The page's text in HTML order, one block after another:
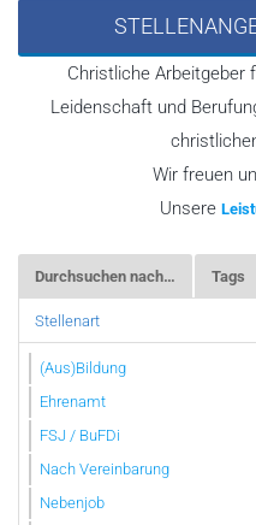
Christliche Arbeitgeber
Leidenschaft und
Wir freuen
Unsere
Durchsuchen nach… Tags
Stellenart
(Aus)Bildung
Ehrenamt
FSJ / BuFDi
Nach Vereinbarung
Nebenjob